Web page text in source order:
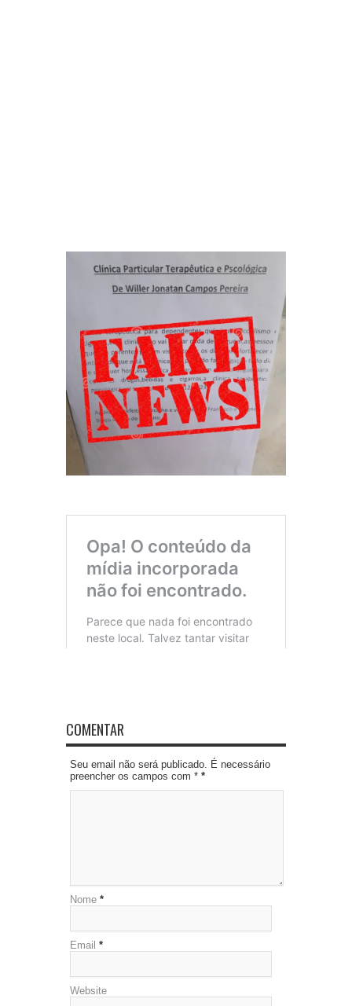
COMENTAR
Seu email não será publicado. É necessário
preencher os campos com * *
Nome *
Email *
Website